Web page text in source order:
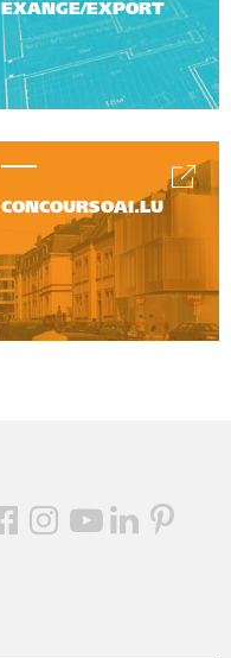
EXANGE/EXPORT
CONCOURSOAI.LU